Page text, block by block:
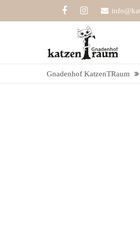
Der Eintrag "offcanvas-col1"
leider nicht.
Gnadenhof KatzenTRaum